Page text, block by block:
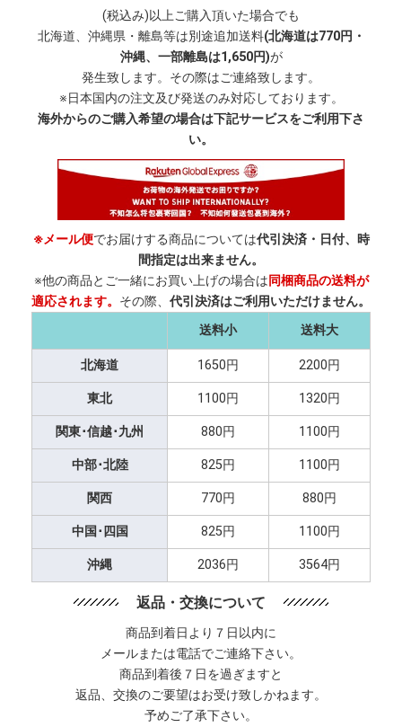
(税込み)以上ご購入頂いた場合でも
北海道、沖縄県・離島等は別途追加送料(北海道は770円・
沖縄、一部離島は1,650円)が
発生致します。その際はご連絡致します。
※日本国内の注文及び発送のみ対応しております。
海外からのご購入希望の場合は下記サービスをご利用下さ
い。
※メール便でお届けする商品については代引決済・日付、時
間指定は出来ません。
※他の商品とご一緒にお買い上げの場合は同梱商品の送料が
適応されます。 その際、 代引決済はご利用いただけません。
送料小
送料大
北海道 1650円 2200円
東北 1100円 1320円
関東･信越･九州 880円 1100円
中部･北陸 825円 1100円
関西 770円 880円
中国･四国 825円 1100円
沖縄 2036円 3564円
返品・交換について
商品到着日より７日以内に
メールまたは電話でご連絡下さい。
商品到着後７日を過ぎますと
返品、交換のご要望はお受け致しかねます。
予めご了承下さい。